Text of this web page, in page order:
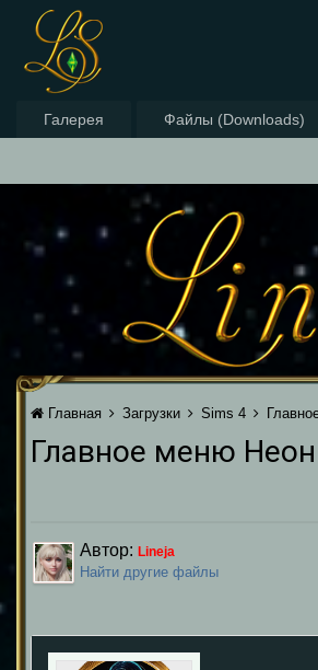
Галерея Файлы (Downloads)
Главная Загрузки Sims 4
Главное меню
Автор: Lineja
Найти другие файлы